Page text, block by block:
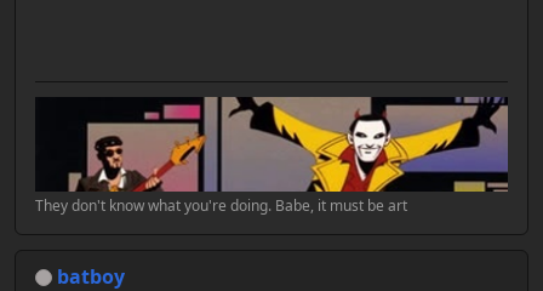
They don't know what you're doing. Babe, it must be art
batboy